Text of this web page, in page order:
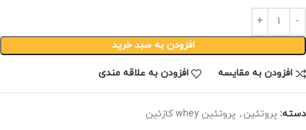
افزودن به سبد خرید
افزودن به مقایسه افزودن به علاقه مندی
دسته: پروتئین , پروتئین whey کازئین